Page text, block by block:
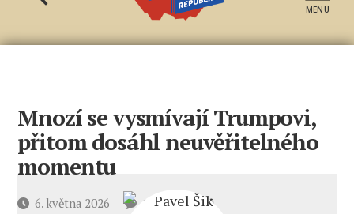
republika
MENU
Mnozí se vysmívají Trumpovi,
přitom dosáhl neuvěřitelného
momentu
Datum6. května 2026 10 komentářůu